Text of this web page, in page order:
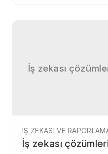
İş zekası
İŞ ZEKASI VE
İş zekası